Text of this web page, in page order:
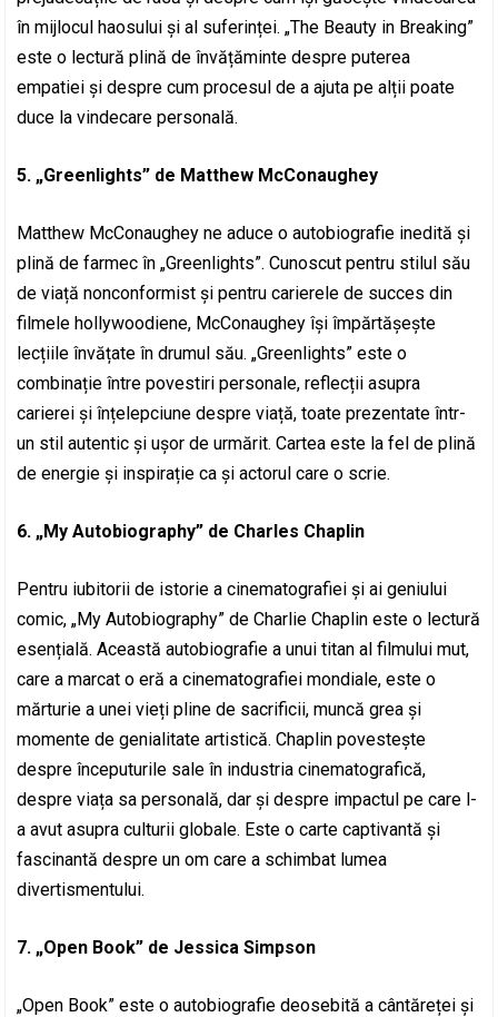
în mijlocul haosului și al suferinței. „The Beauty in Breaking”
este o lectură plină de învățăminte despre puterea
empatiei și despre cum procesul de a ajuta pe alții poate
duce la vindecare personală.
5. „Greenlights” de Matthew McConaughey
Matthew McConaughey ne aduce o autobiografie inedită și
plină de farmec în „Greenlights”. Cunoscut pentru stilul său
de viață nonconformist și pentru carierele de succes din
filmele hollywoodiene, McConaughey își împărtășește
lecțiile învățate în drumul său. „Greenlights” este o
combinație între povestiri personale, reflecții asupra
carierei și înțelepciune despre viață, toate prezentate într-
un stil autentic și ușor de urmărit. Cartea este la fel de plină
de energie și inspirație ca și actorul care o scrie.
6. „My Autobiography” de Charles Chaplin
Pentru iubitorii de istorie a cinematografiei și ai geniului
comic, „My Autobiography” de Charlie Chaplin este o lectură
esențială. Această autobiografie a unui titan al filmului mut,
care a marcat o eră a cinematografiei mondiale, este o
mărturie a unei vieți pline de sacrificii, muncă grea și
momente de genialitate artistică. Chaplin povestește
despre începuturile sale în industria cinematografică,
despre viața sa personală, dar și despre impactul pe care l-
a avut asupra culturii globale. Este o carte captivantă și
fascinantă despre un om care a schimbat lumea
divertismentului.
7. „Open Book” de Jessica Simpson
„Open Book” este o autobiografie deosebită a cântăreței și